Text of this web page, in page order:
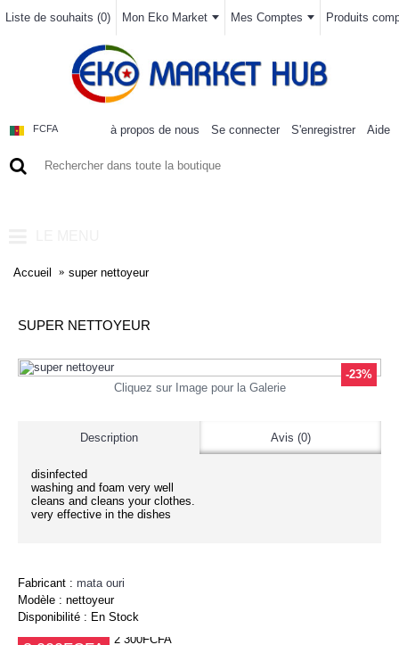
Liste de souhaits (0) Mon Eko Market Mes Comptes Produits
FCFA à propos de nous Se connecter S'enregistrer Aide
Accueil super nettoyeur
SUPER NETTOYEUR
-23%
Cliquez sur Image pour la Galerie
Description Avis (0)
disinfected
washing and foam very well
cleans and cleans your clothes.
very effective in the dishes
Fabricant : mata ouri
Modèle : nettoyeur
Disponibilité : En Stock
2 300FCFA